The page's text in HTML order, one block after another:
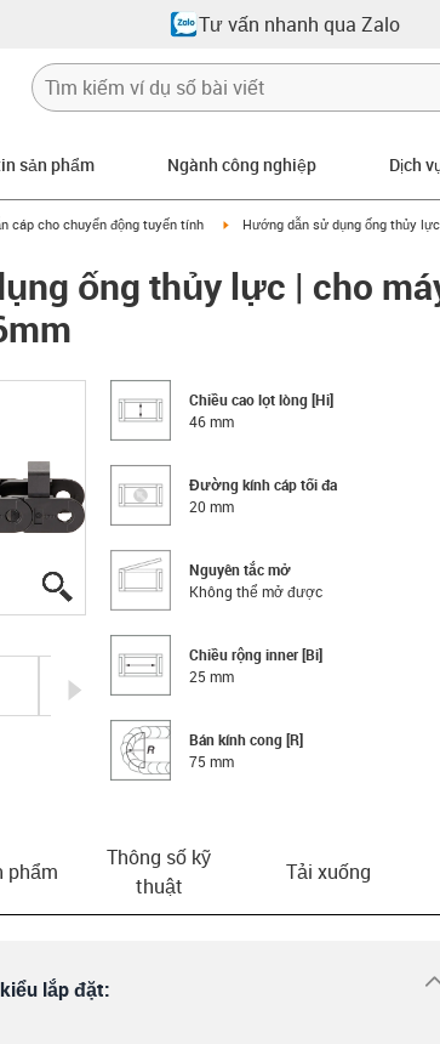
Tư vấn nhanh qua Zalo
sản phẩm Ngành công nghiệp Dịch
right
cáp cho chuyển động tuyến tính igus-icon-arrow-right
Hướng dẫn sử dụng ống thủy
ống thủy lực | cho
igus-icon-lupe
igus-icon-lupe
igus-icon-lupe
igus-icon-lupe
igus-icon-arrow-right
Chiều cao lọt lòng [Hi]
46 mm
Đường kính cáp tối đa
20 mm
Nguyên tắc mở
Không thể mở được
Chiều rộng inner [Bi]
25 mm
Bán kính cong [R]
75 mm
phẩm
Thông số kỹ
thuật
Tải xuống
lắp đặt: